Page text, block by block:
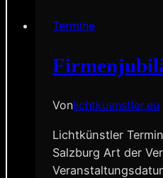
Termine
Vonlichtkuenstler.eu
Lichtkünstler
Salzburg Art der